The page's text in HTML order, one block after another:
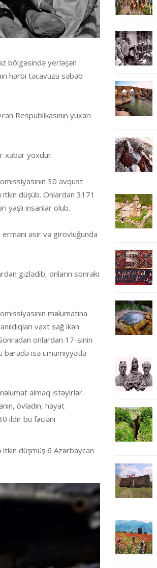
bölgəsində yerləşən
hərbi təcavüzü səbəb
Respublikasının yuxarı
xəbər yoxdur.
30 avqust
itkin düşüb. Onlardan 3171
yaşlı insanlar olub.
erməni əsir və girovluğunda
gizlədib, onların sonrakı
məlumatına
vaxt sağ ikən
onlardan 17-sinin
barədə isə ümumiyyətlə
almaq istəyirlər.
övladın, həyat
ildir bu faciəni
düşmüş 6 Azərbaycan